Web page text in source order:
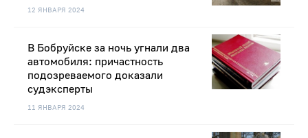
12 ЯНВАРЯ 2024
11 ЯНВАРЯ 2024
В Бобруйске за ночь угнали два
автомобиля: причастность
подозреваемого доказали
судэксперты